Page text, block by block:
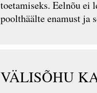
toetamiseks. Eelnõu ei
poolthäälte enamust ja
VÄLISÕHU